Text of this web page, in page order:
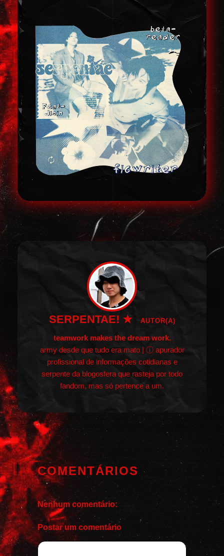
SERPENTAE! ★ AUTOR(A)
teamwork makes the dream work.
army desde que tudo era mato | ⓘ apurador
profissional de informações cotidianas e
serpente da blogosfera que rasteja por todo
fandom, mas só pertence a um.
COMENTÁRIOS
Nenhum comentário:
Postar um comentário